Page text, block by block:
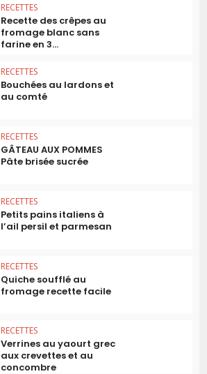
RECETTES
Recette des crêpes au
fromage blanc sans
farine en 3...
RECETTES
Bouchées au lardons et
au comté
RECETTES
GÂTEAU AUX POMMES
Pâte brisée sucrée
RECETTES
Petits pains italiens à
l’ail persil et parmesan
RECETTES
Quiche soufflé au
fromage recette facile
RECETTES
Verrines au yaourt grec
aux crevettes et au
concombre